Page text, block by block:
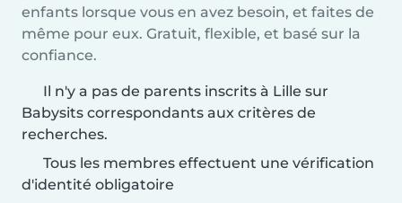
enfants lorsque vous en avez besoin, et faites de
même pour eux. Gratuit, flexible, et basé sur la
confiance.
Il n'y a pas de parents inscrits à Lille sur
Babysits correspondants aux critères de
recherches.
Tous les membres effectuent une vérification
d'identité obligatoire